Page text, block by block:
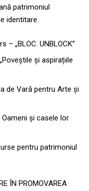
patrimoniul
identitare.
– „BLOC. UNBLOCK”
și aspirațiile
de Vară pentru Arte și
și casele lor
pentru patrimoniul
ÎN PROMOVAREA